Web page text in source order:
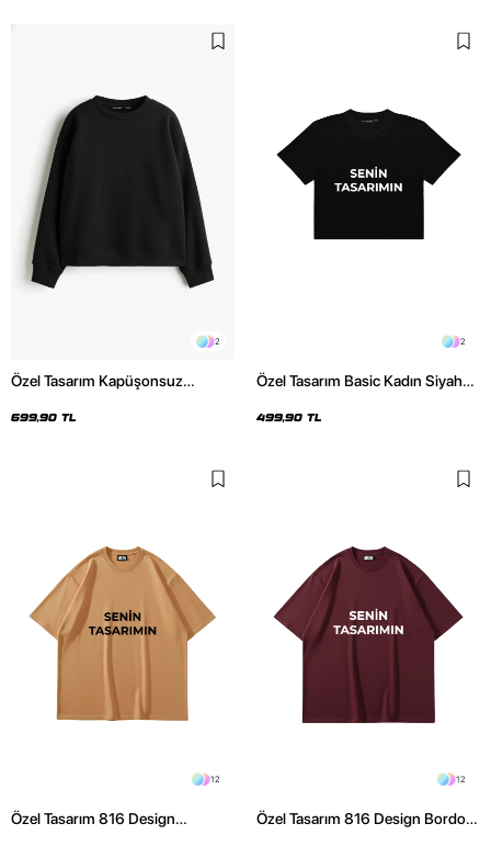
2
Özel Tasarım Kapüşonsuz
Sweatshirt
699,90 TL
2
Özel Tasarım Basic Kadın Siyah
499,90 TL
12
Özel Tasarım 816 Design
12
Özel Tasarım 816 Design Bordo